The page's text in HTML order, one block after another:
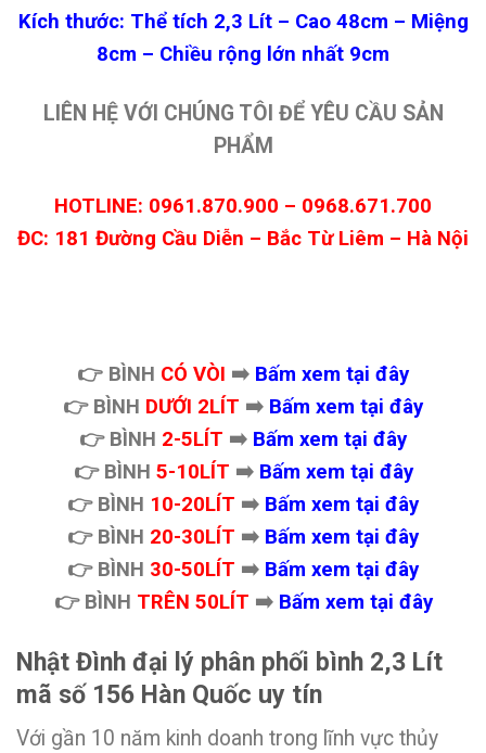
Kích thước: Thể tích 2,3 Lít – Cao 48cm – Miệng
8cm – Chiều rộng lớn nhất 9cm
LIÊN HỆ VỚI CHÚNG TÔI ĐỂ YÊU CẦU SẢN
PHẨM
HOTLINE: 0961.870.900 – 0968.671.700
ĐC: 181 Đường Cầu Diễn – Bắc Từ Liêm – Hà Nội
👉 BÌNH CÓ VÒI ➡️ Bấm xem tại đây
👉 BÌNH DƯỚI 2LÍT ➡️ Bấm xem tại đây
👉 BÌNH 2-5LÍT ➡️ Bấm xem tại đây
👉 BÌNH 5-10LÍT ➡️ Bấm xem tại đây
👉 BÌNH 10-20LÍT ➡️ Bấm xem tại đây
👉 BÌNH 20-30LÍT ➡️ Bấm xem tại đây
👉 BÌNH 30-50LÍT ➡️ Bấm xem tại đây
👉 BÌNH TRÊN 50LÍT ➡️ Bấm xem tại đây
Nhật Đình đại lý phân phối bình 2,3 Lít
mã số 156 Hàn Quốc uy tín
Với gần 10 năm kinh doanh trong lĩnh vực thủy